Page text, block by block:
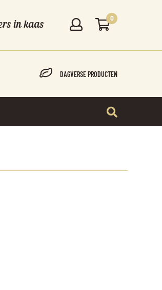
in kaas 0
DAGVERSE PRODUCTEN